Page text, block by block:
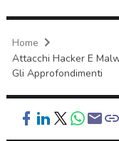
Home
Attacchi Hacker E
Gli Approfondimenti